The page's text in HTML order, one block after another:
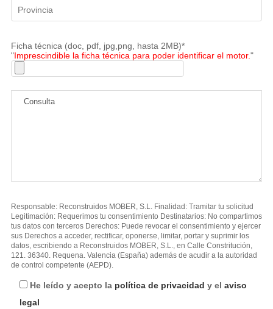
Ficha técnica (doc, pdf, jpg,png, hasta 2MB)*
"Imprescindible la ficha técnica para poder identificar el motor."
Responsable: Reconstruidos MOBER, S.L. Finalidad: Tramitar tu solicitud
Legitimación: Requerimos tu consentimiento Destinatarios: No compartimos
tus datos con terceros Derechos: Puede revocar el consentimiento y ejercer
sus Derechos a acceder, rectificar, oponerse, limitar, portar y suprimir los
datos, escribiendo a Reconstruidos MOBER, S.L., en Calle Constritución,
121. 36340. Requena. Valencia (España) además de acudir a la autoridad
de control competente (AEPD).
He leído y acepto la política de privacidad y el aviso
legal